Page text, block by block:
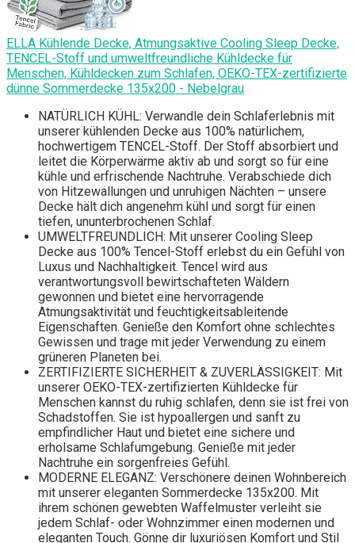
ELLA Kühlende Decke, Atmungsaktive Cooling Sleep Decke,
TENCEL-Stoff und umweltfreundliche Kühldecke für
Menschen, Kühldecken zum Schlafen, OEKO-TEX-zertifizierte
dünne Sommerdecke 135x200 - Nebelgrau
NATÜRLICH KÜHL: Verwandle dein Schlaferlebnis mit
unserer kühlenden Decke aus 100% natürlichem,
hochwertigem TENCEL-Stoff. Der Stoff absorbiert und
leitet die Körperwärme aktiv ab und sorgt so für eine
kühle und erfrischende Nachtruhe. Verabschiede dich
von Hitzewallungen und unruhigen Nächten – unsere
Decke hält dich angenehm kühl und sorgt für einen
tiefen, ununterbrochenen Schlaf.
UMWELTFREUNDLICH: Mit unserer Cooling Sleep
Decke aus 100% Tencel-Stoff erlebst du ein Gefühl von
Luxus und Nachhaltigkeit. Tencel wird aus
verantwortungsvoll bewirtschafteten Wäldern
gewonnen und bietet eine hervorragende
Atmungsaktivität und feuchtigkeitsableitende
Eigenschaften. Genieße den Komfort ohne schlechtes
Gewissen und trage mit jeder Verwendung zu einem
grüneren Planeten bei.
ZERTIFIZIERTE SICHERHEIT & ZUVERLÄSSIGKEIT: Mit
unserer OEKO-TEX-zertifizierten Kühldecke für
Menschen kannst du ruhig schlafen, denn sie ist frei von
Schadstoffen. Sie ist hypoallergen und sanft zu
empfindlicher Haut und bietet eine sichere und
erholsame Schlafumgebung. Genieße mit jeder
Nachtruhe ein sorgenfreies Gefühl.
MODERNE ELEGANZ: Verschönere deinen Wohnbereich
mit unserer eleganten Sommerdecke 135x200. Mit
ihrem schönen gewebten Waffelmuster verleiht sie
jedem Schlaf- oder Wohnzimmer einen modernen und
eleganten Touch. Gönne dir luxuriösen Komfort und Stil